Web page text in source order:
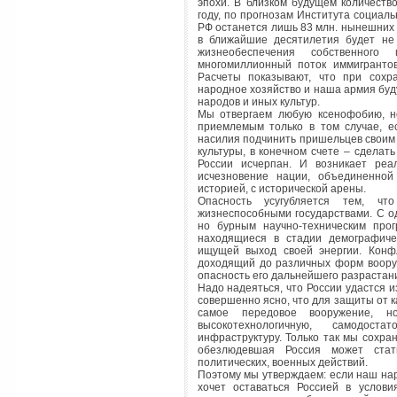
эпохи. В близком будущем
году, по прогнозам Института
РФ останется лишь 83 млн. нынешних
в ближайшие десятилетия будет
жизнеобеспечения
многомиллионный поток
Расчеты показывают, что при
народное хозяйство и наша армия
народов и иных культур.
Мы отвергаем любую ксенофобию,
приемлемым только в том случае,
насилия подчинить пришельцев
культуры, в конечном счете –
России исчерпан. И возникает
исчезновение нации,
историей, с исторической арены.
Опасность усугубляется тем,
жизнеспособными государствами. С
но бурным научно-техническим
находящиеся в стадии
ищущей выход своей энергии.
доходящий до различных форм
опасность его дальнейшего
Надо надеяться, что России удастся
совершенно ясно, что для защиты от
самое передовое
высокотехнологичную,
инфраструктуру. Только так мы
обезлюдевшая Россия может
политических, военных действий.
Поэтому мы утверждаем: если наш
хочет оставаться Россией в